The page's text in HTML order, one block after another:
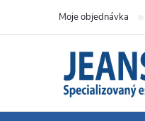
Moje objednávka